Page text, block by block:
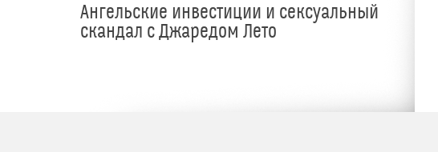
Ангельские инвестиции и сексуальный
скандал с Джаредом Лето